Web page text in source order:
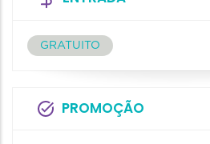
GRATUITO
PROMOÇÃO